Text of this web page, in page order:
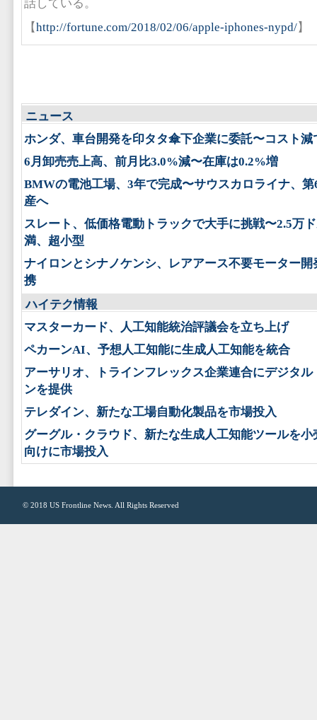
話している。
【http://fortune.com/2018/02/06/apple-iphones-nypd/】
ニュース
ホンダ、車台開発を印タタ傘下企業に委託〜コスト減
6月卸売売上高、前月比3.0%減〜在庫は0.2%増
BMWの電池工場、3年で完成〜サウスカロライナ、第
産へ
スレート、低価格電動トラックで大手に挑戦〜2.5万
満、超小型
ナイロンとシナノケンシ、レアアース不要モーター開
携
ハイテク情報
マスターカード、人工知能統治評議会を立ち上げ
ペカーンAI、予想人工知能に生成人工知能を統合
アーサリオ、トラインフレックス企業連合にデジタル
ンを提供
テレダイン、新たな工場自動化製品を市場投入
グーグル・クラウド、新たな生成人工知能ツールを小
向けに市場投入
© 2018 US Frontline News . All Rights Reserved